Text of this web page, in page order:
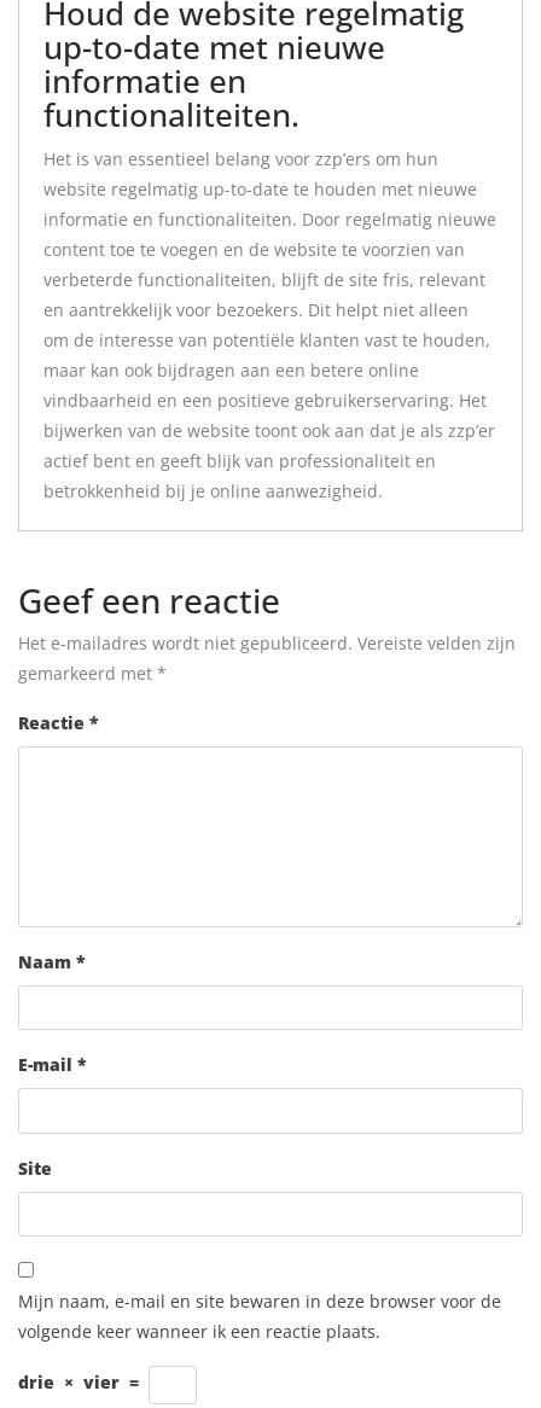
Houd de website regelmatig
up-to-date met nieuwe
informatie en
functionaliteiten.
Het is van essentieel belang voor zzp’ers om hun
website regelmatig up-to-date te houden met nieuwe
informatie en functionaliteiten. Door regelmatig nieuwe
content toe te voegen en de website te voorzien van
verbeterde functionaliteiten, blijft de site fris, relevant
en aantrekkelijk voor bezoekers. Dit helpt niet alleen
om de interesse van potentiële klanten vast te houden,
maar kan ook bijdragen aan een betere online
vindbaarheid en een positieve gebruikerservaring. Het
bijwerken van de website toont ook aan dat je als zzp’er
actief bent en geeft blijk van professionaliteit en
betrokkenheid bij je online aanwezigheid.
Geef een reactie
Het e-mailadres wordt niet gepubliceerd. Vereiste velden zijn
gemarkeerd met *
Reactie *
Naam *
E-mail *
Site
Mijn naam, e-mail en site bewaren in deze browser voor de
volgende keer wanneer ik een reactie plaats.
drie × vier =